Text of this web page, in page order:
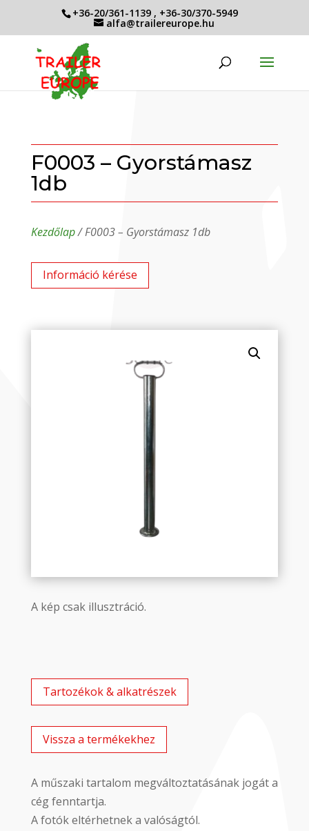
+36-20/361-1139 , +36-30/370-5949
alfa@trailereurope.hu
F0003 – Gyorstámasz
1db
Kezdőlap/ F0003 – Gyorstámasz 1db
Információ kérése
A kép csak illusztráció.
Tartozékok & alkatrészek
Vissza a termékekhez
A műszaki tartalom megváltoztatásának jogát a
cég fenntartja.
A fotók eltérhetnek a valóságtól.